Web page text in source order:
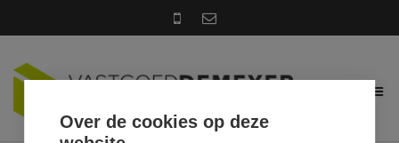
Over de cookies op deze